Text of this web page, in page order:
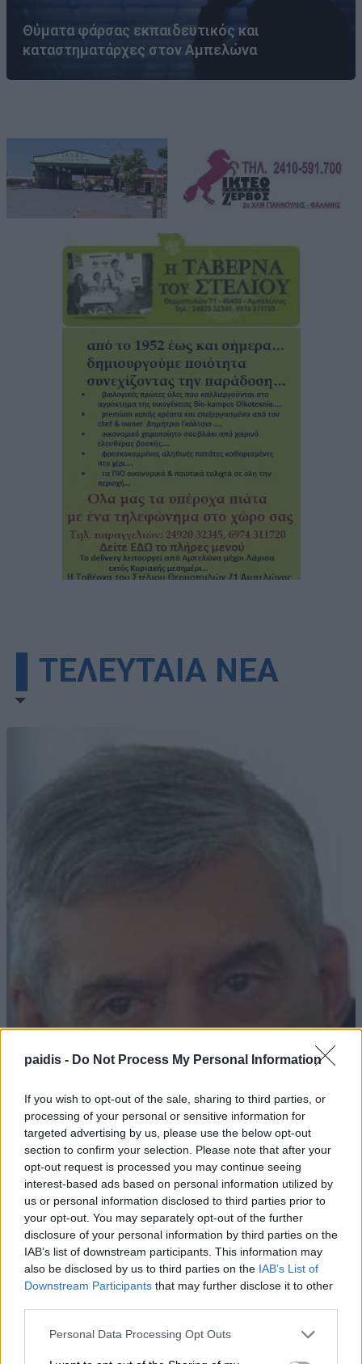
paidis - Do Not Process My Personal Information
If you wish to opt-out of the sale, sharing to third parties, or
processing of your personal or sensitive information for
targeted advertising by us, please use the below opt-out
section to confirm your selection. Please note that after your
opt-out request is processed you may continue seeing
interest-based ads based on personal information utilized by
us or personal information disclosed to third parties prior to
your opt-out. You may separately opt-out of the further
disclosure of your personal information by third parties on the
IAB’s list of downstream participants. This information may
also be disclosed by us to third parties on the IAB’s List of
Downstream Participants that may further disclose it to other
Personal Data Processing Opt Outs
Θύματα φάρσας εκπαιδευτικός και
καταστηματάρχες στον Αμπελώνα
▌ΤΕΛΕΥΤΑΙΑ ΝΕΑ
Κ. Αγοραστός: Σκιές για το κόστος,
τους όρους, τον τρόπο και τον φορέα
δημοπράτησης των κολυμβητικών
δεξαμενών
07/08/2026 , 21:21